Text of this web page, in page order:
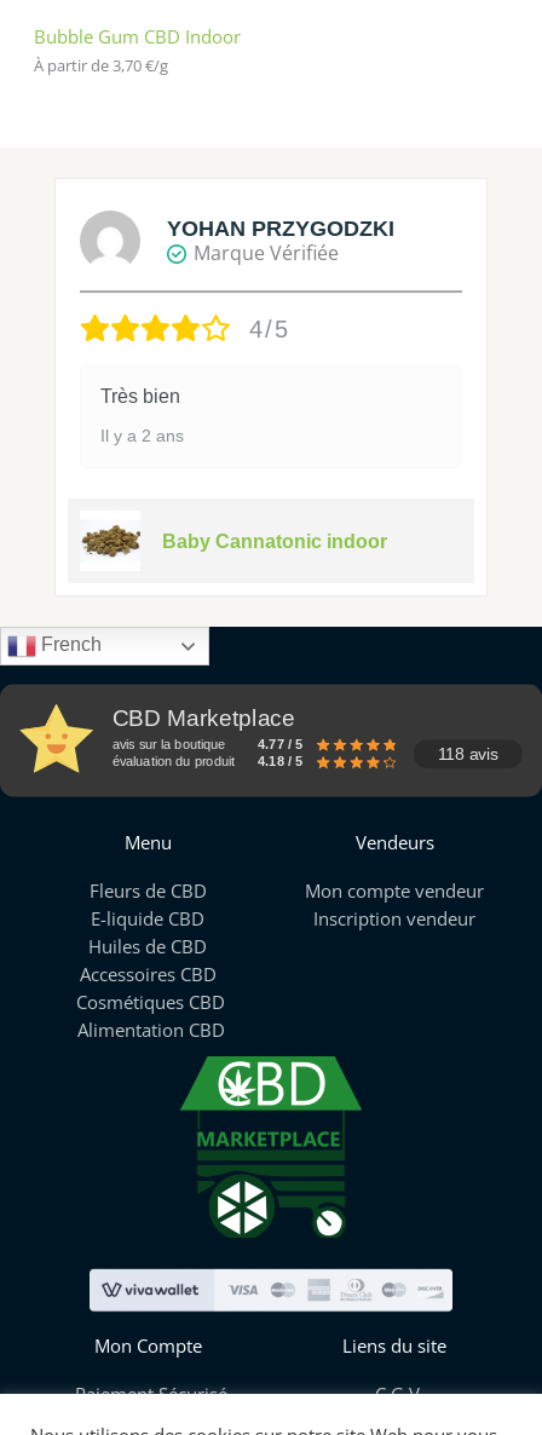
Bubble Gum CBD Indoor
À partir de 3,70€/g
YOHAN PRZYGODZKI
Marque Vérifiée
4/5
Très bien
Il y a 2 ans
Baby Cannatonic indoor
French
CBD Marketplace
avis sur la boutique
4.77 / 5
évaluation du produit
4.18 / 5 118 avis
Menu
Fleurs de CBD
E-liquide CBD
Huiles de CBD
Accessoires CBD
Cosmétiques CBD
Alimentation CBD
Vendeurs
Mon compte vendeur
Inscription vendeur
Mon Compte
Paiement Sécurisé
Mes informations
Liens du site
C.G.V
Blog